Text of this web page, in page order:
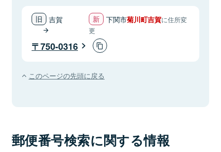
吉賀 下関市菊川町吉賀に住所変
更
750-0316
このページの先頭に戻る
郵便番号検索に関する情報